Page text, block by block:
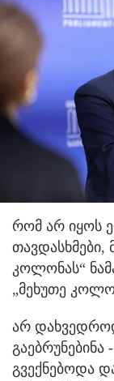
რომ არ იყოს
თავდასხმები,
კოლონას“
„მეხუთე
არ
გვექნებოდა